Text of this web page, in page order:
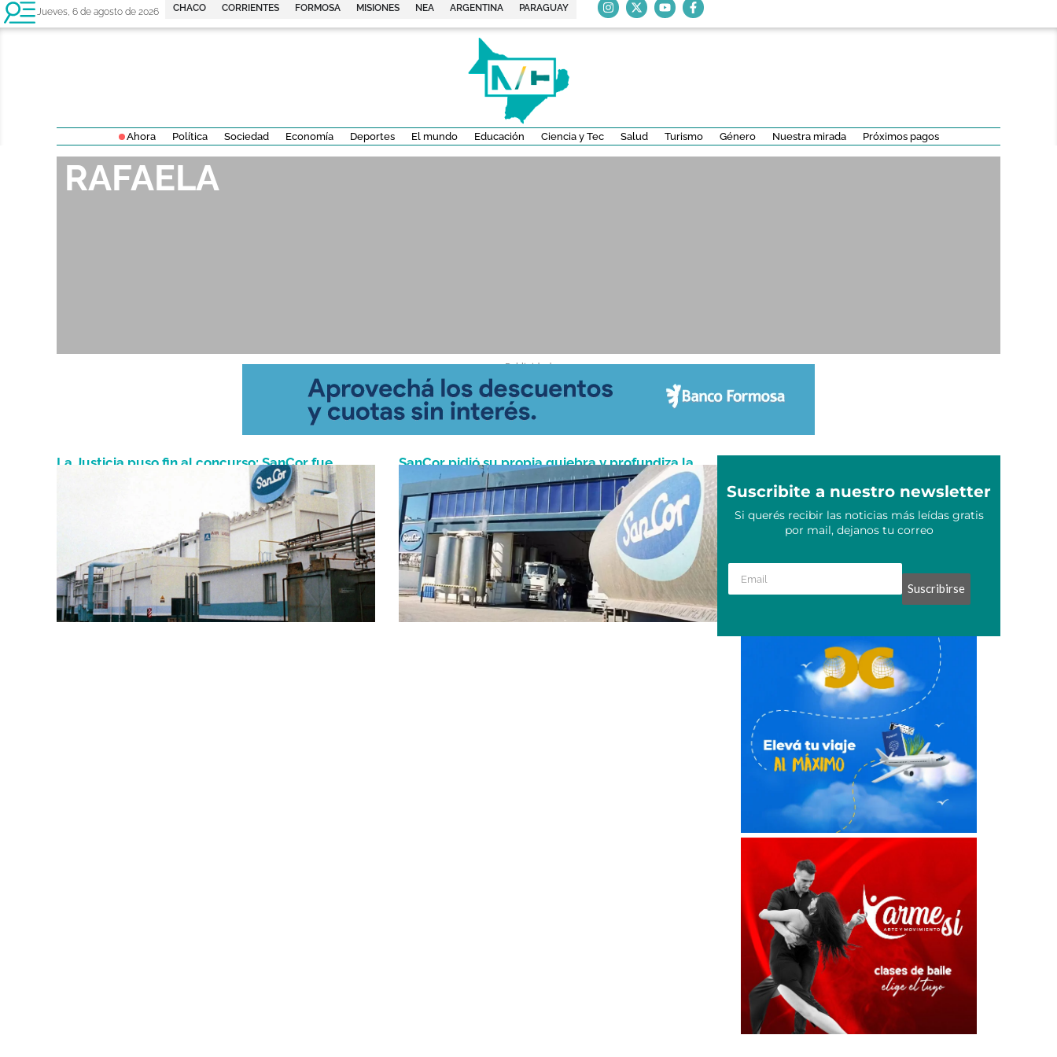
Jueves, 6 de agosto de 2026 CHACO CORRIENTES FORMOSA MISIONES NEA ARGENTINA PARAGUAY
Ahora Política Sociedad Economía Deportes El mundo Educación Ciencia y Tec Salud Turismo Género Nuestra mirada Próximos pagos
RAFAELA
- Publicidad -
La Justicia puso fin al concurso: SanCor fue
SanCor pidió su propia quiebra y profundiza la
crisis en la industria láctea
Suscribite a nuestro newsletter
Si querés recibir las noticias más leídas gratis
por mail, dejanos tu correo
Suscribirse